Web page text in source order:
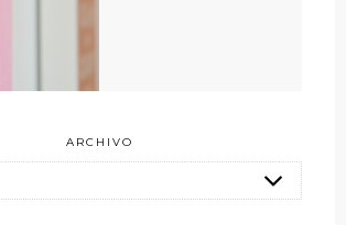
ARCHIVO